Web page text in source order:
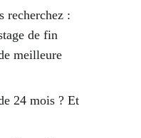
recherchez :
de fin
meilleure
24 mois ? Et